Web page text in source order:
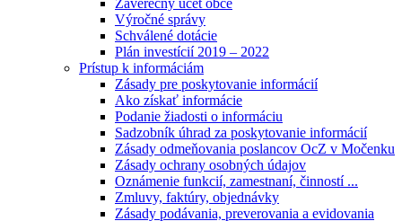
Záverečný účet obce
Výročné správy
Schválené dotácie
Plán investícií 2019 – 2022
Prístup k informáciám
Zásady pre poskytovanie informácií
Ako získať informácie
Podanie žiadosti o informáciu
Sadzobník úhrad za poskytovanie informácií
Zásady odmeňovania poslancov OcZ v Močenku
Zásady ochrany osobných údajov
Oznámenie funkcií, zamestnaní, činností ...
Zmluvy, faktúry, objednávky
Zásady podávania, preverovania a evidovania